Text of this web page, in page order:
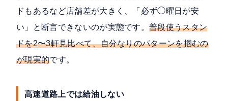
ドもあるなど店舗差が大きく、「必ず◯曜日が安
い」と断言できないのが実態です。普段使うスタン
ドを2〜3軒見比べて、自分なりのパターンを掴むの
が現実的です。
高速道路上では給油しない